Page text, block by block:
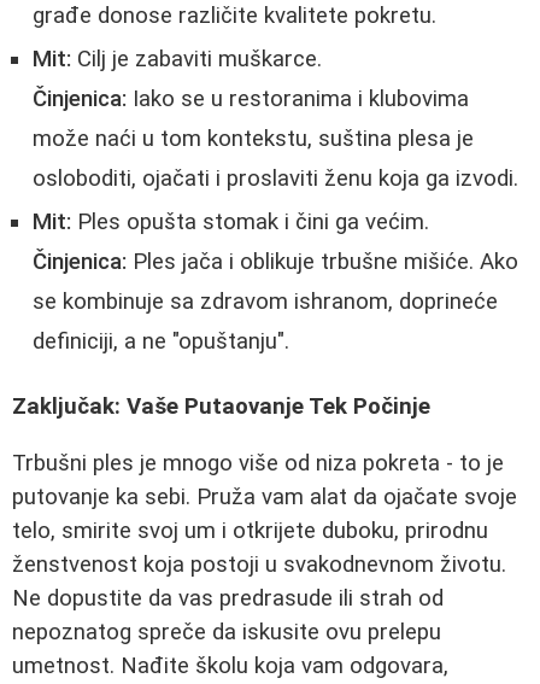
građe donose različite kvalitete pokretu.
Mit: Cilj je zabaviti muškarce.
Činjenica: Iako se u restoranima i klubovima
može naći u tom kontekstu, suština plesa je
osloboditi, ojačati i proslaviti ženu koja ga izvodi.
Mit: Ples opušta stomak i čini ga većim.
Činjenica: Ples jača i oblikuje trbušne mišiće. Ako
se kombinuje sa zdravom ishranom, doprineće
definiciji, a ne "opuštanju".
Zaključak: Vaše Putaovanje Tek Počinje
Trbušni ples je mnogo više od niza pokreta - to je
putovanje ka sebi. Pruža vam alat da ojačate svoje
telo, smirite svoj um i otkrijete duboku, prirodnu
ženstvenost koja postoji u svakodnevnom životu.
Ne dopustite da vas predrasude ili strah od
nepoznatog spreče da iskusite ovu prelepu
umetnost. Nađite školu koja vam odgovara,